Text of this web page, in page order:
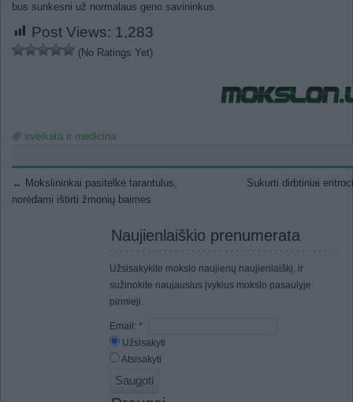
bus sunkesni už normalaus geno savininkus.
Post Views: 1,283
(No Ratings Yet)
sveikata ir medicina
Post navigation
← Mokslininkai pasitelkė tarantulus,
norėdami ištirti žmonių baimes
Sukurti dirbtiniai
Naujienlaiškio prenumerata
Užsisakykite mokslo naujienų naujienlaiškį, ir
sužinokite naujausius įvykius mokslo pasaulyje
pirmieji.
Email: *
Užsisakyti
Atsisakyti